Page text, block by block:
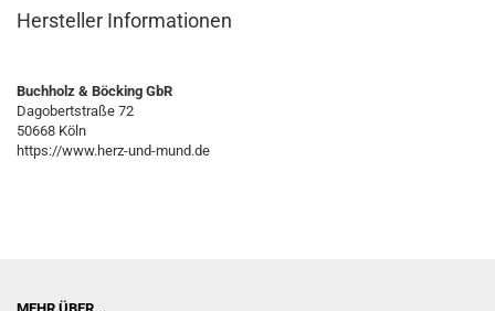
Hersteller Informationen
Buchholz & Böcking GbR
Dagobertstraße 72
50668 Köln
https://www.herz-und-mund.de